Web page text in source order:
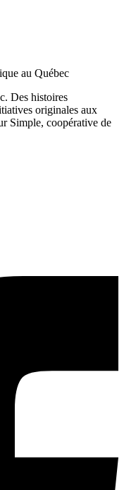
Des histoires
originales aux
Simple, coopérative de